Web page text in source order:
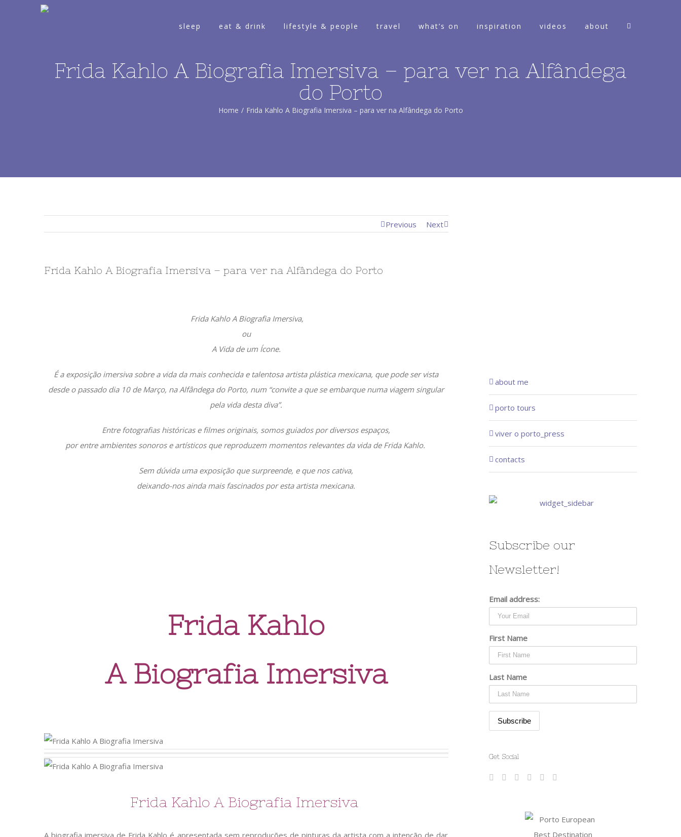
sleep eat & drink lifestyle & people travel what’s on inspiration videos about
Frida Kahlo A Biografia Imersiva – para ver na Alfândega
do Porto
Home / Frida Kahlo A Biografia Imersiva – para ver na Alfândega do Porto
Previous Next
Frida Kahlo A Biografia Imersiva – para ver na Alfândega do Porto
Frida Kahlo A Biografia Imersiva,
ou
A Vida de um Ícone.
É a exposição imersiva sobre a vida da mais conhecida e talentosa artista plástica mexicana, que pode ser vista
desde o passado dia 10 de Março, na Alfândega do Porto, num “convite a que se embarque numa viagem singular
pela vida desta diva”.
Entre fotografias históricas e filmes originais, somos guiados por diversos espaços,
por entre ambientes sonoros e artísticos que reproduzem momentos relevantes da vida de Frida Kahlo.
Sem dúvida uma exposição que surpreende, e que nos cativa,
deixando-nos ainda mais fascinados por esta artista mexicana.
Frida Kahlo
A Biografia Imersiva
Frida Kahlo A Biografia Imersiva
A biografia imersiva de Frida Kahlo é apresentada sem reproduções de pinturas da artista com a intenção de dar
about me
porto tours
viver o porto_press
contacts
Subscribe our
Newsletter!
Email address:
First Name
Last Name
Get Social